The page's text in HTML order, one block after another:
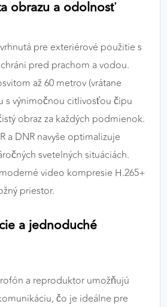
obrazu a odolnosť
pre exteriérové použitie s
pred prachom a vodou.
až 60 metrov (vrátane
s výnimočnou citlivosťou čipu
obraz za každých podmienok.
a DNR navyše optimalizuje
svetelných situáciách.
video kompresie H.265+
priestor.
a jednoduché
a reproduktor umožňujú
čo je ideálne pre